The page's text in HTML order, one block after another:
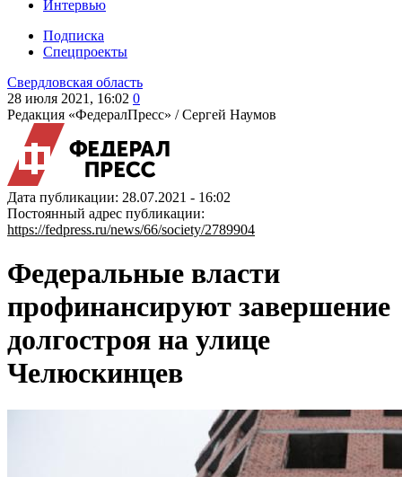
Интервью
Подписка
Спецпроекты
Свердловская область
28 июля 2021, 16:02 0
Редакция «ФедералПресс» /Сергей Наумов
Дата публикации: 28.07.2021 - 16:02
Постоянный адрес публикации:
https://fedpress.ru/news/66/society/2789904
Федеральные власти
профинансируют завершение
долгостроя на улице
Челюскинцев